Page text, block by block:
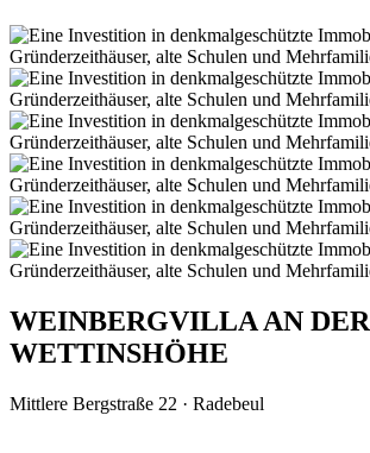
WEINBERGVILLA AN DER
WETTINSHÖHE
Mittlere Bergstraße 22 · Radebeul